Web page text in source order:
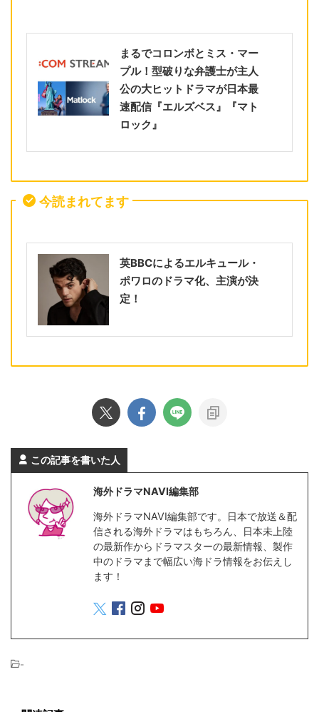
まるでコロンボとミス・マー
プル！型破りな弁護士が主人
公の大ヒットドラマが日本最
速配信『エルズベス』『マト
ロック』
今読まれてます
英BBCによるエルキュール・
ポワロのドラマ化、主演が決
定！
この記事を書いた人
海外ドラマNAVI編集部
海外ドラマNAVI編集部です。日本で放送＆配
信される海外ドラマはもちろん、日本未上陸
の最新作からドラマスターの最新情報、製作
中のドラマまで幅広い海ドラ情報をお伝えし
ます！
-